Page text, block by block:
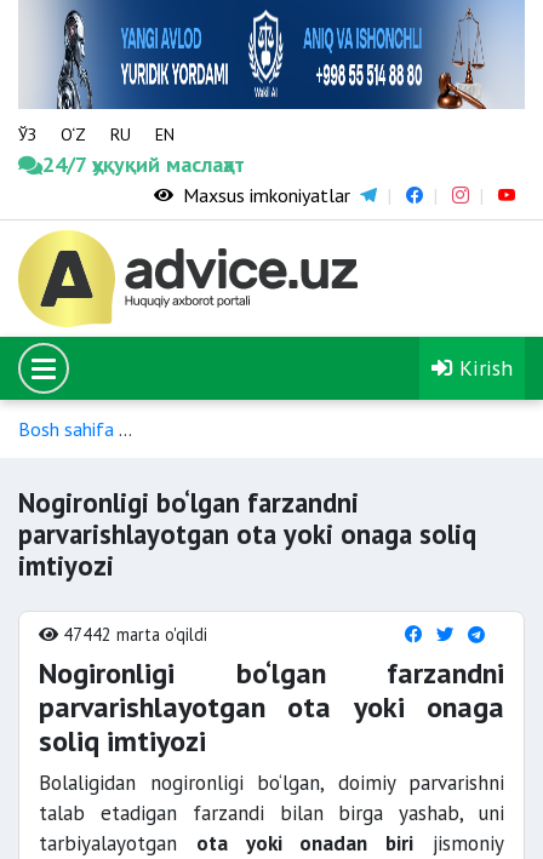
ЎЗ O‘Z RU EN
24/7 ҳуқуқий маслаҳат
Maxsus imkoniyatlar
Kirish
Bosh sahifa
Nogironligi bo‘lgan farzandni
parvarishlayotgan ota yoki onaga soliq
imtiyozi
47442 marta o'qildi
Nogironligi bo‘lgan farzandni
parvarishlayotgan ota yoki onaga
soliq imtiyozi
Bolaligidan nogironligi bo‘lgan, doimiy parvarishni
talab etadigan farzandi bilan birga yashab, uni
tarbiyalayotgan ota yoki onadan biri jismoniy